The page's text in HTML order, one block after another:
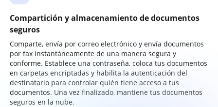
Compartición y almacenamiento de documentos
seguros
Comparte, envía por correo electrónico y envía documentos
por fax instantáneamente de una manera segura y
conforme. Establece una contraseña, coloca tus documentos
en carpetas encriptadas y habilita la autenticación del
destinatario para controlar quién tiene acceso a tus
documentos. Una vez finalizado, mantiene tus documentos
seguros en la nube.